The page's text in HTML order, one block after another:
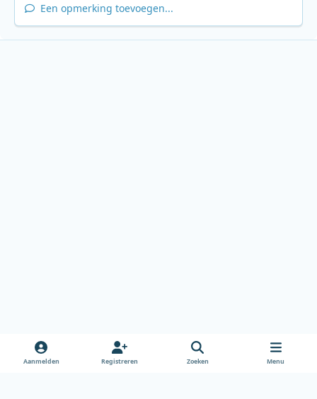
Een opmerking toevoegen...
Aanmelden Registreren Zoeken Menu